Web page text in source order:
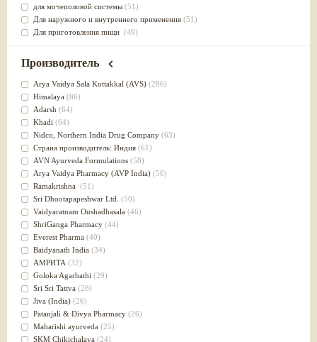
для мочеполовой системы (51)
Для наружного и внутреннего применения (51)
Для приготовления пищи (49)
от инфекций мочеполовой системы(49)
для суставов
Лечит опухоли и отеки(46)
Для медитации
выводит токсины
Для здоровья печени
Для тела(39)
для очищения крови(38)
При диабете(38)
Антиоксидант(37)
Для Капха(Кафа) доши
От паразитов(37)
При расстройстве желудка (36)
Успокоительное(36)
Для глаз(34)
от геморроя(34)
Противовоспалительное
Для Питта доши(32)
Для сердца(32)
Для сосудов головного мозга
Для полости рта(32)
Дефицит железа(31)
Для лица(31)
Производитель
Arya Vaidya Sala Kottakkal (AVS) (286)
Himalaya (86)
Adarsh (64)
Khadi (64)
Nidсo, Northern India Drug Company (63)
Страна производитель: Индия (61)
AVN Ayurveda Formulations (58)
Arya Vaidya Pharmacy (AVP India) (56)
Ramakrishna (51)
Sri Dhootapapeshwar Ltd. (50)
Vaidyaratnam Oushadhasala (46)
ShriGanga Pharmacy (44)
Everest Pharma (40)
Baidyanath India (34)
АМРИТА (32)
Goloka Agarbathi (29)
Sri Sri Tattva (28)
Jiva (India) (26)
Patanjali & Divya Pharmacy (26)
Maharishi ayurveda (25)
SKM Chikichalaya (24)